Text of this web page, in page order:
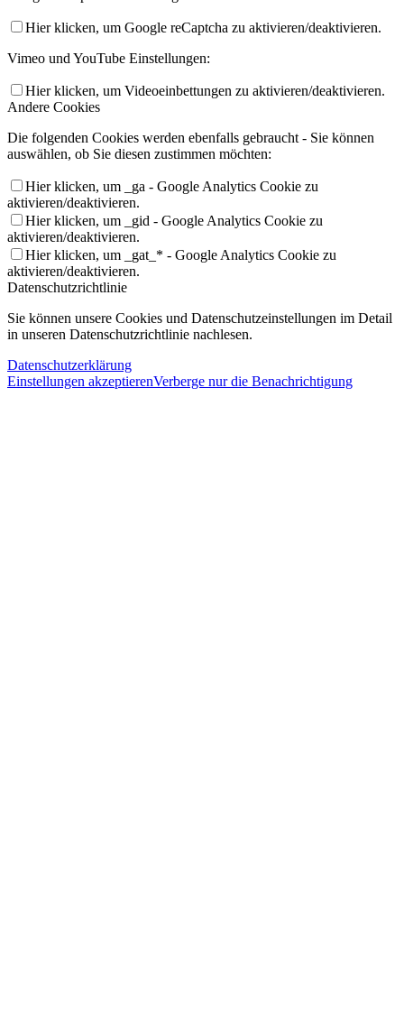
Hier klicken, um Google reCaptcha zu aktivieren/deaktivieren.
Vimeo und YouTube Einstellungen:
Hier klicken, um Videoeinbettungen zu aktivieren/deaktivieren.
Andere Cookies
Die folgenden Cookies werden ebenfalls gebraucht - Sie können
auswählen, ob Sie diesen zustimmen möchten:
Hier klicken, um _ga - Google Analytics Cookie zu
aktivieren/deaktivieren.
Hier klicken, um _gid - Google Analytics Cookie zu
aktivieren/deaktivieren.
Hier klicken, um _gat_* - Google Analytics Cookie zu
aktivieren/deaktivieren.
Datenschutzrichtlinie
Sie können unsere Cookies und Datenschutzeinstellungen im Detail
in unseren Datenschutzrichtlinie nachlesen.
Datenschutzerklärung
Einstellungen akzeptierenVerberge nur die Benachrichtigung